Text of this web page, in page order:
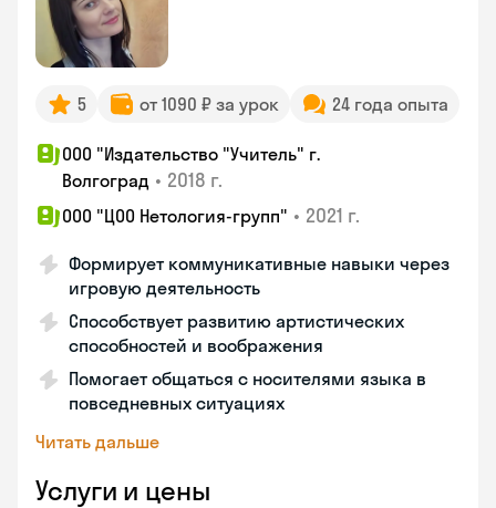
5 от 1090 ₽ за урок 24 года опыта
ООО "Издательство "Учитель" г.
Волгоград • 2018 г.
ООО "ЦОО Нетология-групп" • 2021 г.
Формирует коммуникативные навыки через
игровую деятельность
Способствует развитию артистических
способностей и воображения
Помогает общаться с носителями языка в
повседневных ситуациях
Читать дальше
Услуги и цены